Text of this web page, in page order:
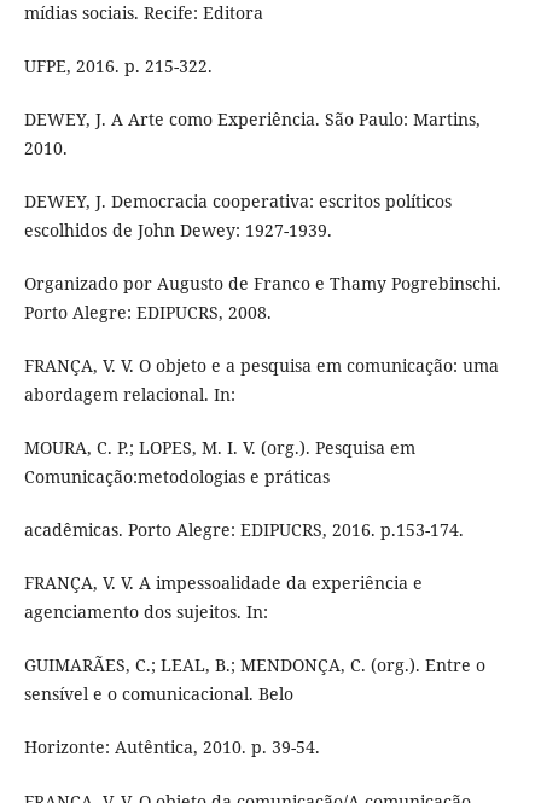
mídias sociais. Recife: Editora
UFPE, 2016. p. 215-322.
DEWEY, J. A Arte como Experiência. São Paulo: Martins,
2010.
DEWEY, J. Democracia cooperativa: escritos políticos
escolhidos de John Dewey: 1927-1939.
Organizado por Augusto de Franco e Thamy Pogrebinschi.
Porto Alegre: EDIPUCRS, 2008.
FRANÇA, V. V. O objeto e a pesquisa em comunicação: uma
abordagem relacional. In:
MOURA, C. P.; LOPES, M. I. V. (org.). Pesquisa em
Comunicação:metodologias e práticas
acadêmicas. Porto Alegre: EDIPUCRS, 2016. p.153-174.
FRANÇA, V. V. A impessoalidade da experiência e
agenciamento dos sujeitos. In:
GUIMARÃES, C.; LEAL, B.; MENDONÇA, C. (org.). Entre o
sensível e o comunicacional. Belo
Horizonte: Autêntica, 2010. p. 39-54.